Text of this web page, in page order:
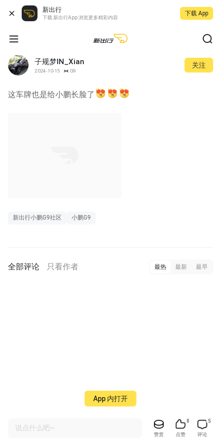
新出行
下载 新出行App 浏览更多精彩内容
下载 App
子规梦IN_Xian
2024-10-15 G9
关注
这车牌也是给小鹏长脸了
新出行小鹏G9社区 小鹏G9
全部评论 只看作者 最热 最新 最早
说点什么吧~
赞赏
8
点赞
5
评论
App 内打开